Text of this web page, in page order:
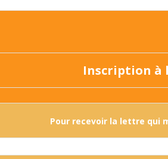
Inscription à
Pour recevoir la lettre qui